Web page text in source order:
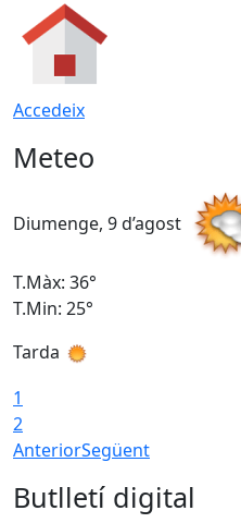
Accedeix
Meteo
Diumenge, 9 d’agost
T.Màx: 36°
T.Min: 25°
Tarda
1
2
AnteriorSegüent
Butlletí digital